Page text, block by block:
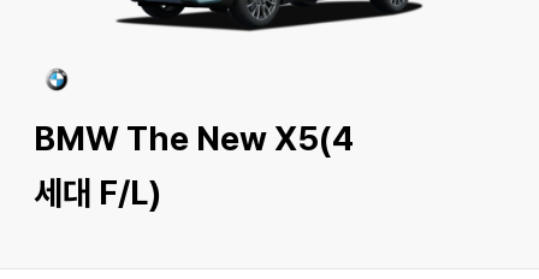
BMW The New X5(4
세대 F/L)